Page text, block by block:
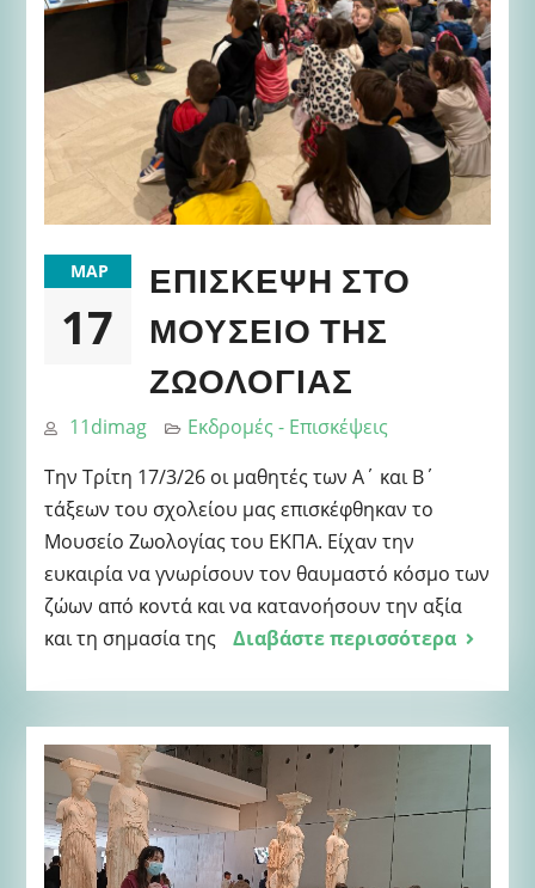
ΜΑΡ
17
ΕΠΊΣΚΕΨΗ ΣΤΟ
ΜΟΥΣΕΊΟ ΤΗΣ
ΖΩΟΛΟΓΊΑΣ
11dimag
Εκδρομές - Επισκέψεις
Την Τρίτη 17/3/26 οι μαθητές των Α΄ και Β΄
τάξεων του σχολείου μας επισκέφθηκαν το
Μουσείο Ζωολογίας του ΕΚΠΑ. Είχαν την
ευκαιρία να γνωρίσουν τον θαυμαστό κόσμο των
ζώων από κοντά και να κατανοήσουν την αξία
και τη σημασία της
Διαβάστε περισσότερα